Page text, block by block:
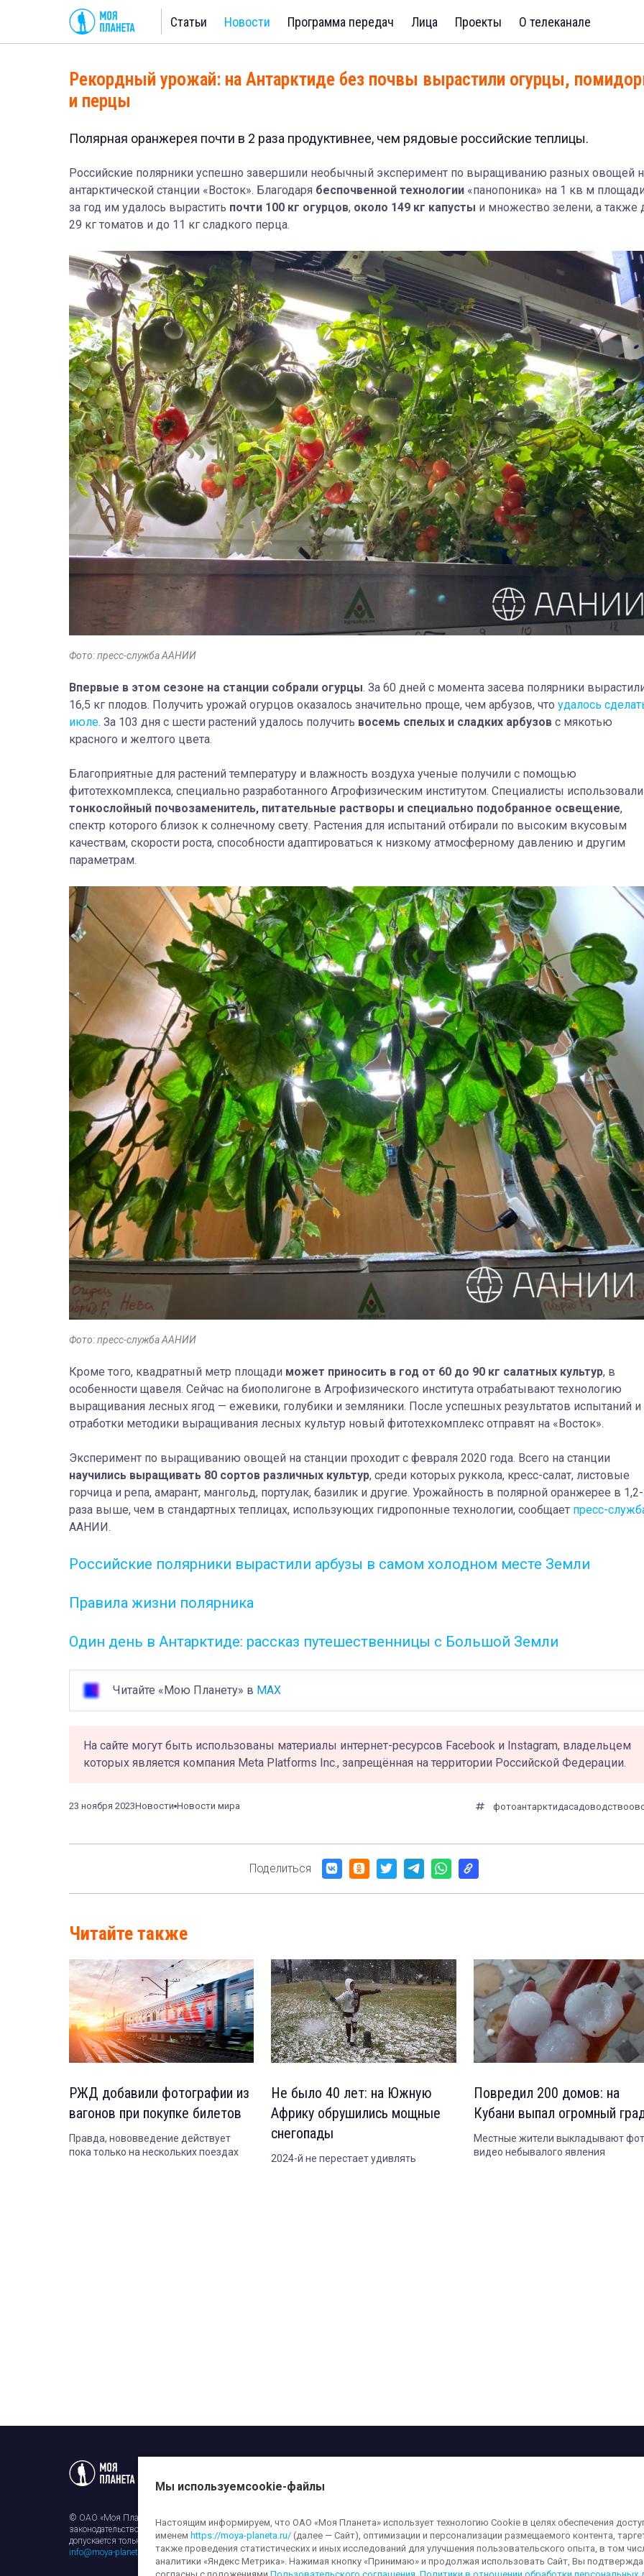
Статьи Новости Программа передач Лица Проекты О телеканале
Рекордный урожай: на Антарктиде без почвы вырастили огурцы,
и перцы
Полярная оранжерея почти в 2 раза продуктивнее, чем рядовые российские теплицы.
Российские полярники успешно завершили необычный эксперимент по выращиванию разных овощей
антарктической станции «Восток». Благодаря беспочвенной технологии «панопоника» на 1 кв м
за год им удалось вырастить почти 100 кг огурцов, около 149 кг капусты и множество зелени, а также
29 кг томатов и до 11 кг сладкого перца.
Фото: пресс-служба ААНИИ
Впервые в этом сезоне на станции собрали огурцы. За 60 дней с момента засева полярники
16,5 кг плодов. Получить урожай огурцов оказалось значительно проще, чем арбузов, что удалось
июле. За 103 дня с шести растений удалось получить восемь спелых и сладких арбузов с мякотью
красного и желтого цвета.
Благоприятные для растений температуру и влажность воздуха ученые получили с помощью
фитотехкомплекса, специально разработанного Агрофизическим институтом. Специалисты использовали
тонкослойный почвозаменитель, питательные растворы и специально подобранное освещение,
спектр которого близок к солнечному свету. Растения для испытаний отбирали по высоким вкусовым
качествам, скорости роста, способности адаптироваться к низкому атмосферному давлению и другим
параметрам.
Фото: пресс-служба ААНИИ
Кроме того, квадратный метр площади может приносить в год от 60 до 90 кг салатных культур, в
особенности щавеля. Сейчас на биополигоне в Агрофизического института отрабатывают технологию
выращивания лесных ягод — ежевики, голубики и земляники. После успешных результатов испытаний и
отработки методики выращивания лесных культур новый фитотехкомплекс отправят на «Восток».
Эксперимент по выращиванию овощей на станции проходит с февраля 2020 года. Всего на станции
научились выращивать 80 сортов различных культур, среди которых руккола, кресс-салат, листовые
горчица и репа, амарант, мангольд, портулак, базилик и другие. Урожайность в полярной оранжерее в
раза выше, чем в стандартных теплицах, использующих гидропонные технологии, сообщает пресс-
ААНИИ.
Российские полярники вырастили арбузы в самом холодном месте Земли
Правила жизни полярника
Один день в Антарктиде: рассказ путешественницы с Большой Земли
Читайте «Мою Планету» в MAX
На сайте могут быть использованы материалы интернет-ресурсов Facebook и Instagram, владельцем
которых является компания Meta Platforms Inc., запрещённая на территории Российской Федерации.
23 ноября 2023Новости Новости мира фотоантарктидасадоводство
Поделиться
Читайте также
РЖД добавили фотографии из
вагонов при покупке билетов
Правда, нововведение действует
пока только на нескольких поездах
Не было 40 лет: на Южную
Африку обрушились мощные
снегопады
2024-й не перестает удивлять
Повредил 200 домов: на
Кубани выпал огромный
Местные жители выкладывают
видео небывалого явления
© ОАО «Моя Планета». Все права на любые материалы, опубликованные на сайте, защищены в соответствии с российским и международным
законодательством об авторском праве и смежных правах. Использование любых аудио-, фото- и видеоматериалов, размещенных на сайте,
допускается только с разрешения правообладателя и ссылкой на сайтmoya-planeta.ru. Адрес для направления юридически значимых
info@moya-planeta.ru
Мы используемcookie-файлы
Настоящим информируем, что ОАО «Моя Планета» использует технологию Cookie в целях обеспечения
именем https://moya-planeta.ru/ (далее — Сайт), оптимизации и персонализации размещаемого контента,
также проведения статистических и иных исследований для улучшения пользовательского опыта, в том
аналитики «Яндекс Метрика». Нажимая кнопку «Принимаю» и продолжая использовать Сайт, Вы